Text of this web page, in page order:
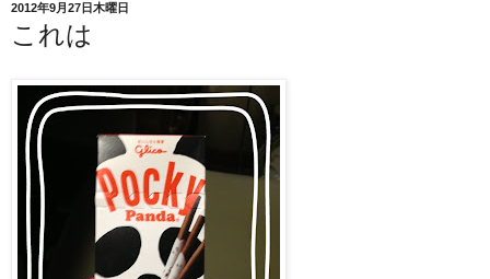
2012年9月27日木曜日
これは